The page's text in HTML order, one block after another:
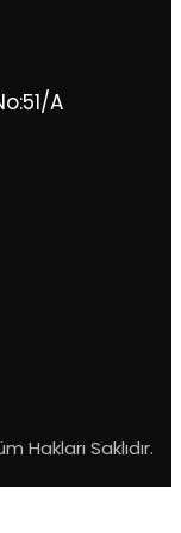
A
Hakları Saklıdır.